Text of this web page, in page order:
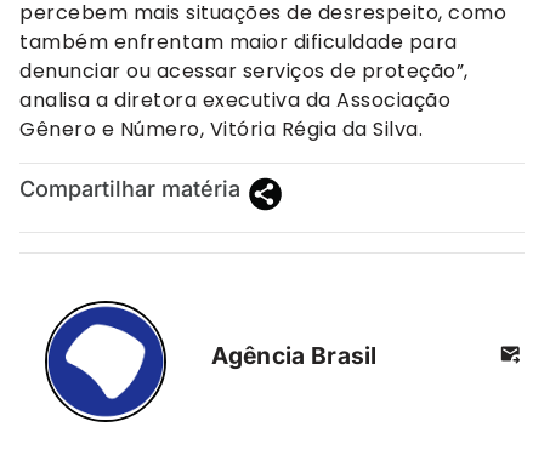
percebem mais situações de desrespeito, como
também enfrentam maior dificuldade para
denunciar ou acessar serviços de proteção”,
analisa a diretora executiva da Associação
Gênero e Número, Vitória Régia da Silva.
Compartilhar matéria
Agência Brasil